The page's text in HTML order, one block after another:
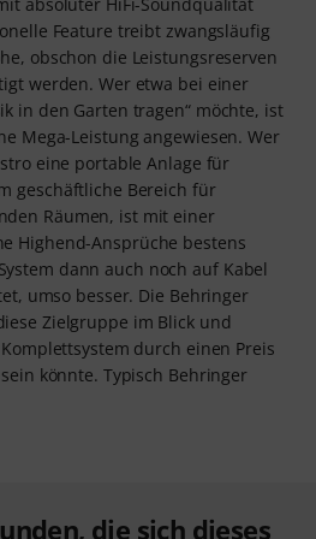
Feature treibt zwangsläufig
obschon die Leistungsreserven
werden. Wer etwa bei einer
in den Garten tragen“ möchte, ist
Mega-Leistung angewiesen. Wer
eine portable Anlage für
geschäftliche Bereich für
Räumen, ist mit einer
Highend-Ansprüche bestens
dann auch noch auf Kabel
umso besser. Die Behringer
Zielgruppe im Blick und
durch einen Preis
könnte. Typisch Behringer
die sich dieses